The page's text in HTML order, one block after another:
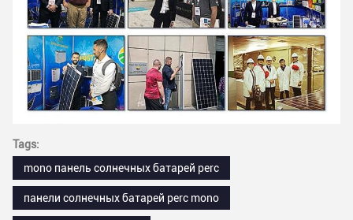
Tags:
mono панель солнечных батарей perc
панели солнечных батарей perc mono